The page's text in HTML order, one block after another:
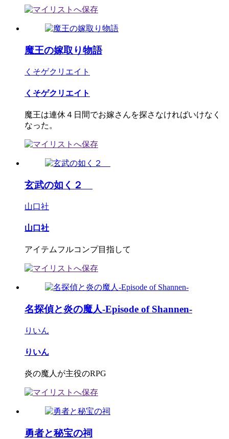
魔王の嫁取り物語
くそゲクリエイト
くそゲクリエイト
魔王は連休４日間でお嫁さんを探さなければいけなく
なった。
玄武の如く２
山口社
山口社
アイテムフルコンプ目指して
名探偵と炎の魔人-Episode of Shannen-
りいん
りいん
炎の魔人が主役のRPG
勇者と秘宝の祠